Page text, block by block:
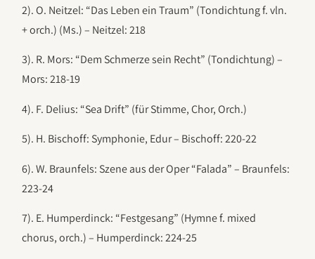
2). O. Neitzel: “Das Leben ein Traum” (Tondichtung f. vln.
+ orch.) (Ms.) – Neitzel: 218
3). R. Mors: “Dem Schmerze sein Recht” (Tondichtung) –
Mors: 218-19
4). F. Delius: “Sea Drift” (für Stimme, Chor, Orch.)
5). H. Bischoff: Symphonie, Edur – Bischoff: 220-22
6). W. Braunfels: Szene aus der Oper “Falada” – Braunfels:
223-24
7). E. Humperdinck: “Festgesang” (Hymne f. mixed
chorus, orch.) – Humperdinck: 224-25